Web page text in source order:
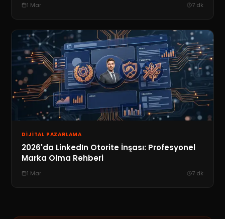
1 Mar 7dk
DIJITAL PAZARLAMA
2026'da LinkedIn Otorite İnşası: Profesyonel
Marka Olma Rehberi
1 Mar 7dk